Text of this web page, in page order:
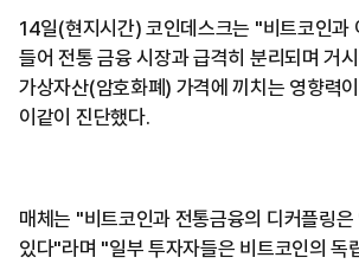
14일(현지시간) 코인데스크는 "비트코인
들어 전통 금융 시장과 급격히 분리되며 거
가상자산(암호화폐) 가격에 끼치는 영향력
이같이 진단했다.
매체는 "비트코인과 전통금융의 디커플링은
있다"라며 "일부 투자자들은 비트코인의 독